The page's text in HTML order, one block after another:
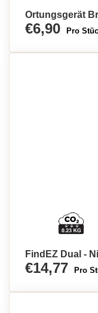
Ortungsgerät
€6,90 Pro
FindEZ Dual -
€14,77 Pro